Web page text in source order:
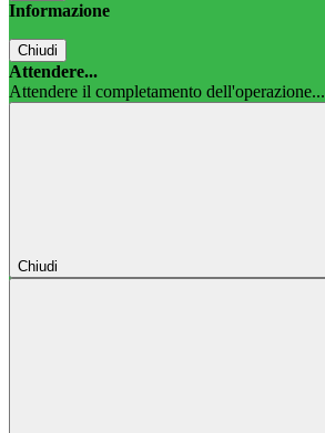
Informazione
Chiudi
Attendere...
Attendere il completamento dell'operazione...
Chiudi